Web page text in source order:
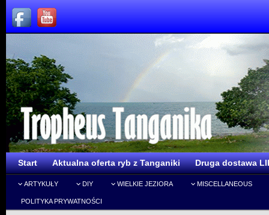
Start Aktualna oferta ryb z Tanganiki Druga dostawa
ARTYKUŁY DIY WIELKIE JEZIORA MISCELLANEOUS
POLITYKA PRYWATNOŚCI